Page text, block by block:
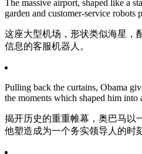
The massive airport, shaped like a
garden and customer-service
这座大型机场，形状类似海星，
信息的客服机器人。
Pulling back the curtains, Obama
the moments which shaped him into
揭开历史的重重帷幕，奥巴马以
他塑造成为一个务实领导人的时